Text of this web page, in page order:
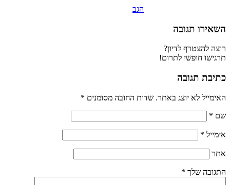
הגב
השאירו תגובה
רוצה להצטרף לדיון?
תרגישו חופשי לתרום!
כתיבת תגובה
האימייל לא יוצג באתר. שדות החובה מסומנים *
שם *
אימייל *
אתר
התגובה שלך *